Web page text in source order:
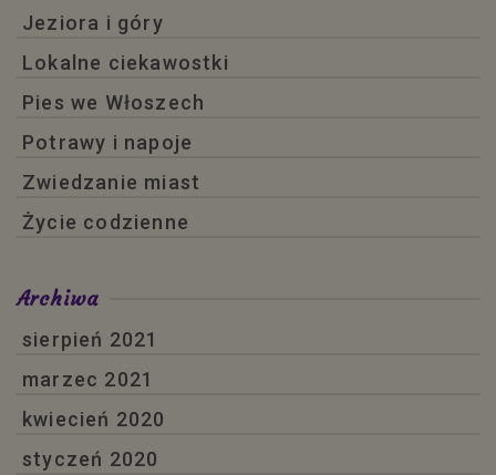
Jeziora i góry
Lokalne ciekawostki
Pies we Włoszech
Potrawy i napoje
Zwiedzanie miast
Życie codzienne
Archiwa
sierpień 2021
marzec 2021
kwiecień 2020
styczeń 2020